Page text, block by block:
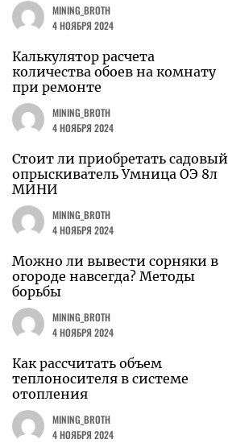
MINING_BROTH
4 НОЯБРЯ 2024
Калькулятор расчета
количества обоев на комнату
при ремонте
MINING_BROTH
4 НОЯБРЯ 2024
Стоит ли приобретать садовый
опрыскиватель Умница ОЭ 8л
МИНИ
MINING_BROTH
4 НОЯБРЯ 2024
Можно ли вывести сорняки в
огороде навсегда? Методы
борьбы
MINING_BROTH
4 НОЯБРЯ 2024
Как рассчитать объем
теплоносителя в системе
отопления
MINING_BROTH
4 НОЯБРЯ 2024